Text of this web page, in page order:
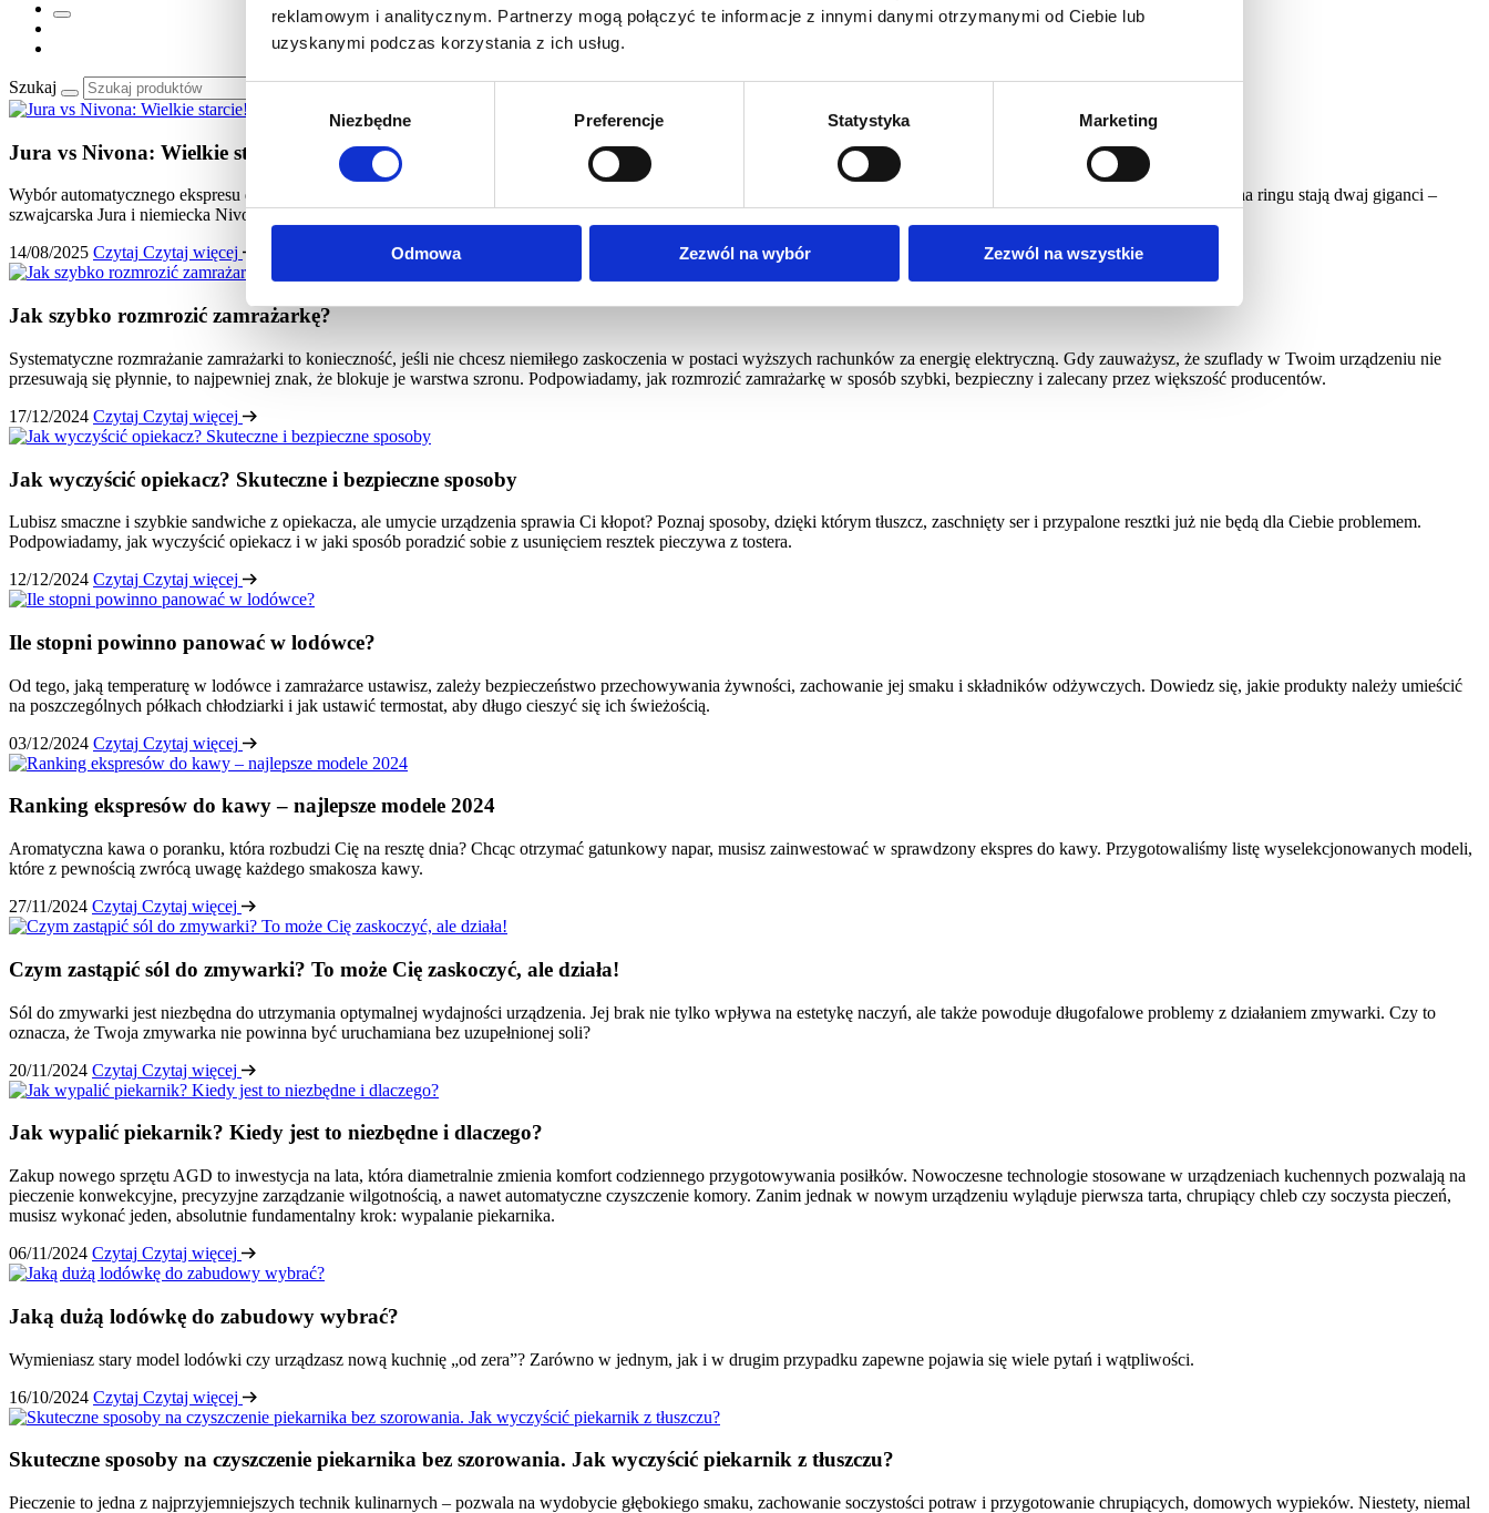
reklamowym i analitycznym. Partnerzy mogą połączyć te informacje z innymi danymi otrzymanymi od Ciebie lub
uzyskanymi podczas korzystania z ich usług.
zgody
Niezbędne Preferencje Statystyka Marketing
Odmowa Zezwól na wybór Zezwól na wszystkie
Szukaj
Jura vs Nivona: Wielkie starcie! Który ekspres do kawy jest dla Ciebie? [Szczegółowe porównanie 2025]
Wybór automatycznego ekspresu do kawy premium to decyzja na lata. To inwestycja w tysiące filiżanek idealnej kawy, poranną energię i codzienne chwile przyjemności. Gdy na ringu stają dwaj giganci –
szwajcarska Jura i niemiecka Nivona – decyzja staje się jeszcze trudniejsza.
14/08/2025 Czytaj Czytaj więcej
Jak szybko rozmrozić zamrażarkę?
Systematyczne rozmrażanie zamrażarki to konieczność, jeśli nie chcesz niemiłego zaskoczenia w postaci wyższych rachunków za energię elektryczną. Gdy zauważysz, że szuflady w Twoim urządzeniu nie
przesuwają się płynnie, to najpewniej znak, że blokuje je warstwa szronu. Podpowiadamy, jak rozmrozić zamrażarkę w sposób szybki, bezpieczny i zalecany przez większość producentów.
17/12/2024 Czytaj Czytaj więcej
Jak wyczyścić opiekacz? Skuteczne i bezpieczne sposoby
Lubisz smaczne i szybkie sandwiche z opiekacza, ale umycie urządzenia sprawia Ci kłopot? Poznaj sposoby, dzięki którym tłuszcz, zaschnięty ser i przypalone resztki już nie będą dla Ciebie problemem.
Podpowiadamy, jak wyczyścić opiekacz i w jaki sposób poradzić sobie z usunięciem resztek pieczywa z tostera.
12/12/2024 Czytaj Czytaj więcej
Ile stopni powinno panować w lodówce?
Od tego, jaką temperaturę w lodówce i zamrażarce ustawisz, zależy bezpieczeństwo przechowywania żywności, zachowanie jej smaku i składników odżywczych. Dowiedz się, jakie produkty należy umieścić
na poszczególnych półkach chłodziarki i jak ustawić termostat, aby długo cieszyć się ich świeżością.
03/12/2024 Czytaj Czytaj więcej
Ranking ekspresów do kawy – najlepsze modele 2024
Aromatyczna kawa o poranku, która rozbudzi Cię na resztę dnia? Chcąc otrzymać gatunkowy napar, musisz zainwestować w sprawdzony ekspres do kawy. Przygotowaliśmy listę wyselekcjonowanych modeli,
które z pewnością zwrócą uwagę każdego smakosza kawy.
27/11/2024 Czytaj Czytaj więcej
Czym zastąpić sól do zmywarki? To może Cię zaskoczyć, ale działa!
Sól do zmywarki jest niezbędna do utrzymania optymalnej wydajności urządzenia. Jej brak nie tylko wpływa na estetykę naczyń, ale także powoduje długofalowe problemy z działaniem zmywarki. Czy to
oznacza, że Twoja zmywarka nie powinna być uruchamiana bez uzupełnionej soli?
20/11/2024 Czytaj Czytaj więcej
Jak wypalić piekarnik? Kiedy jest to niezbędne i dlaczego?
Zakup nowego sprzętu AGD to inwestycja na lata, która diametralnie zmienia komfort codziennego przygotowywania posiłków. Nowoczesne technologie stosowane w urządzeniach kuchennych pozwalają na
pieczenie konwekcyjne, precyzyjne zarządzanie wilgotnością, a nawet automatyczne czyszczenie komory. Zanim jednak w nowym urządzeniu wyląduje pierwsza tarta, chrupiący chleb czy soczysta pieczeń,
musisz wykonać jeden, absolutnie fundamentalny krok: wypalanie piekarnika.
06/11/2024 Czytaj Czytaj więcej
Jaką dużą lodówkę do zabudowy wybrać?
Wymieniasz stary model lodówki czy urządzasz nową kuchnię „od zera”? Zarówno w jednym, jak i w drugim przypadku zapewne pojawia się wiele pytań i wątpliwości.
16/10/2024 Czytaj Czytaj więcej
Skuteczne sposoby na czyszczenie piekarnika bez szorowania. Jak wyczyścić piekarnik z tłuszczu?
Pieczenie to jedna z najprzyjemniejszych technik kulinarnych – pozwala na wydobycie głębokiego smaku, zachowanie soczystości potraw i przygotowanie chrupiących, domowych wypieków. Niestety, niemal